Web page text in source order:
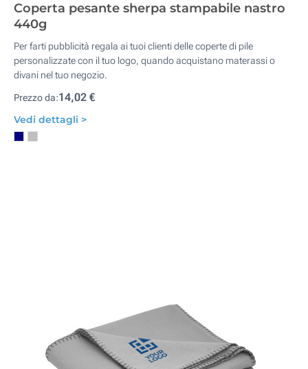
Coperta pesante sherpa stampabile nastro
440g
Per farti pubblicità regala ai tuoi clienti delle coperte di pile
personalizzate con il tuo logo, quando acquistano materassi o
divani nel tuo negozio.
Prezzo da:14,02 €
Vedi dettagli >